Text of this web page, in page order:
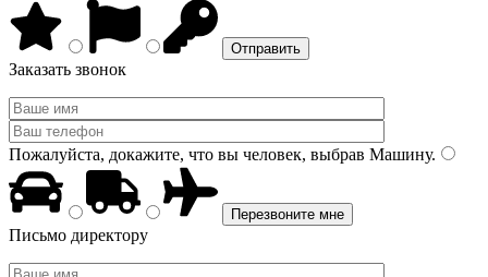
Заказать звонок
Пожалуйста, докажите, что вы человек, выбрав Машину.
Письмо директору